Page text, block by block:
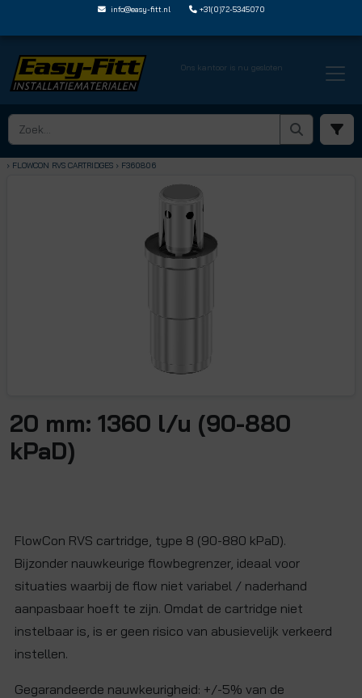
info@easy-fitt.nl +31(0)72-5345070
Ons kantoor is nu gesloten
HOME › FLOWCON DRUKONAFHANKELIJKE REGELVENTIELEN › CARTRIDGES
› FLOWCON RVS CARTRIDGES › F360806
20 mm: 1360 l/u (90-880
kPaD)
FlowCon RVS cartridge, type 8 (90-880 kPaD).
Bijzonder nauwkeurige flowbegrenzer, ideaal voor
situaties waarbij de flow niet variabel / naderhand
aanpasbaar hoeft te zijn. Omdat de cartridge niet
instelbaar is, is er geen risico van abusievelijk verkeerd
instellen.
Gegarandeerde nauwkeurigheid: +/-5% van de